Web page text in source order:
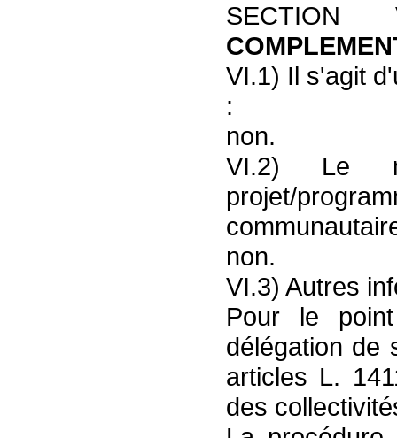
VI.1) Il s'agit
:
non.
VI.2) Le
projet/
non.
VI.3) Autres
Pour le
délégation de
articles L.
des